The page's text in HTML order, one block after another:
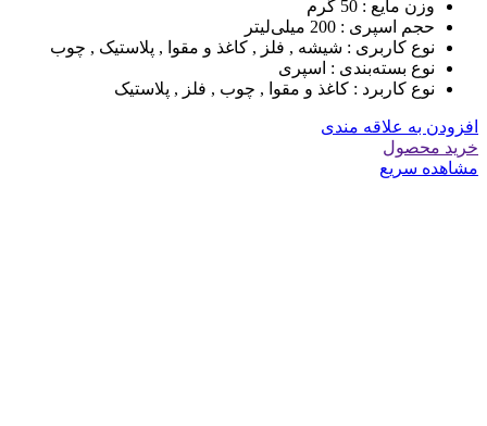
وزن مایع : 50 گرم
حجم اسپری : 200 میلی‌لیتر
نوع کاربری : شیشه , فلز , کاغذ و مقوا , پلاستیک , چوب
نوع بسته‌بندی : اسپری
نوع کاربرد : کاغذ و مقوا , چوب , فلز , پلاستیک
افزودن به علاقه مندی
خرید محصول
مشاهده سریع